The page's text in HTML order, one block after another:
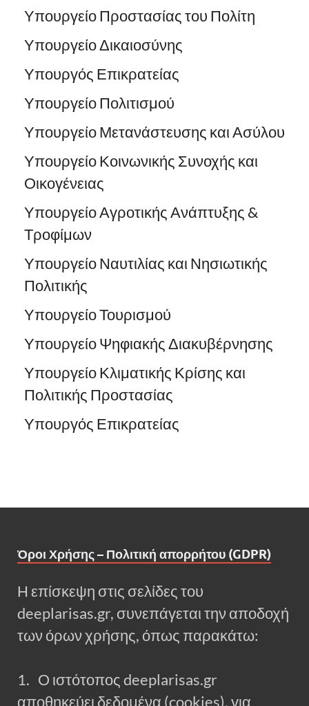
Υπουργείο Προστασίας του Πολίτη
Υπουργείο Δικαιοσύνης
Υπουργός Επικρατείας
Υπουργείο Πολιτισμού
Υπουργείο Μετανάστευσης και Ασύλου
Υπουργείο Κοινωνικής Συνοχής και
Οικογένειας
Υπουργείο Αγροτικής Ανάπτυξης &
Τροφίμων
Υπουργείο Ναυτιλίας και Νησιωτικής
Πολιτικής
Υπουργείο Τουρισμού
Υπουργείο Ψηφιακής Διακυβέρνησης
Υπουργείο Κλιματικής Κρίσης και
Πολιτικής Προστασίας
Υπουργός Επικρατείας
Όροι Χρήσης – Πολιτική απορρήτου (GDPR)
Η επίσκεψη στις σελίδες του
deeplarisas.gr, συνεπάγεται την αποδοχή
των όρων χρήσης, όπως παρακάτω:
1. Ο ιστότοπος deeplarisas.gr
αποθηκεύει δεδομένα (cookies), για